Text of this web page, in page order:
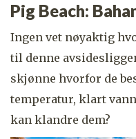
Pig Beach:
Ingen vet nøyaktig
til denne
skjønne hvorfor de
temperatur, klart
kan klandre dem?